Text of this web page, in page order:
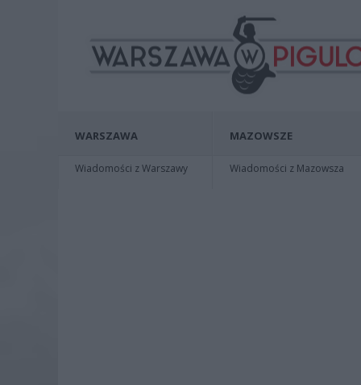
WARSZAWA
Wiadomości z Warszawy
MAZOWSZE
Wiadomości z Mazowsza